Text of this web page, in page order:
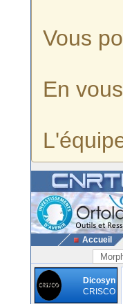
Vous
En
Accueil
Dicosyn
CRISCO